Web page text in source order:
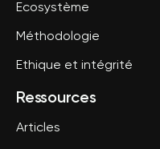
Ecosystème
Méthodologie
Ethique et intégrité
Ressources
Articles